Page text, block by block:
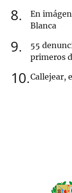
8
En
Blanca
9
55
primeros
10 Callejear,